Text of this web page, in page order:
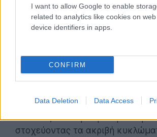
I want to allow Google to enable
related to analytics like cookies on
device identifiers in apps.
CONFIRM
Data Deletion Data Access
Από το εργαστήριο στην κλινική
Πέρα από τη βασική έρευνα, οι
κατανόηση των μηχανισμών της
να οδηγήσει σε ριζικές αλλαγές στον
αντιμετωπίζουμε:
Διαταραχές Συνείδησης:Νέες
ασθενείς σε κώμα ή σε φυτική
στοχεύοντας τα ακριβή